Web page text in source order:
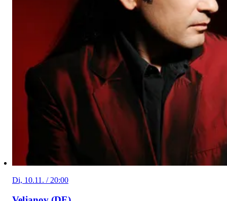
Di, 10.11. / 20:00